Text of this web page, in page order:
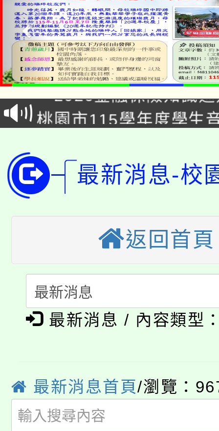
公告本校115學年度第
代理(課)教師甄選結果(
「2026金融保險知識
車」活動
桃園市115學年度學生
代理(課)教師甄選結果(
公告本校115學年度第
代理(課)教師甄選結果(
轉知中國文化大學推廣
《TA101》溝通分析基
程，歡迎學生輔導中心
心理、諮商輔導、社會
系所師生報名參加。
縣市「校園短影音徵
門員」簡章及活動海報
踴躍報名參加。
桃園市115學年度學生
要點
「桃園市補助參觀特色
展演活動實施計畫」
115年度「教育部表揚
義教育推展貢獻獎」
公告本校115學年度第
「2026金融保險知識
生本土語及新住民語歌
公告本校115學年度第
代理(課)教師甄選結果(
公告本校115學年度第
最新消息-校
返回首頁
最新消息 / 內容類型
最新消息首頁/瀏覽：